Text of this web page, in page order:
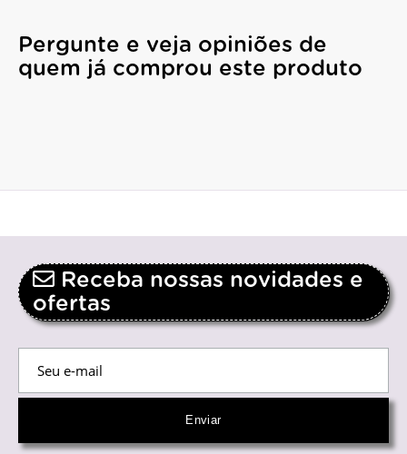
Pergunte e veja opiniões de
quem já comprou este produto
Receba nossas novidades e
ofertas